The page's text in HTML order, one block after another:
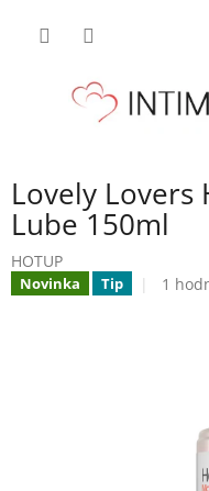
Lovely Lovers
Lube 150ml
HOTUP
Novinka Tip 1